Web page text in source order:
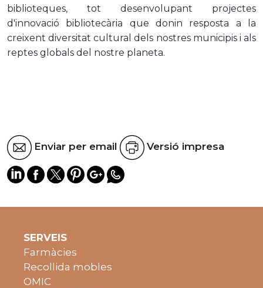
biblioteques, tot desenvolupant projectes
d'innovació bibliotecària que donin resposta a la
creixent diversitat cultural dels nostres municipis i als
reptes globals del nostre planeta.
Enviar per email Versió impresa
SERVEIS
Farmàcies
Recollida mobles
OMIC